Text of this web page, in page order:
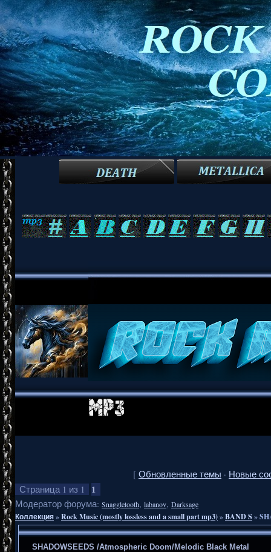
[ Обновленные темы · Новые
Страница 1 из 1 1
Модератор форума: Snaggletooth, labanov, Darksage
Коллекция»Rock Music (mostly lossless and a small part mp3)»BAND S »
SHADOWSEEDS /Atmospheric Doom/Melodic Black Metal